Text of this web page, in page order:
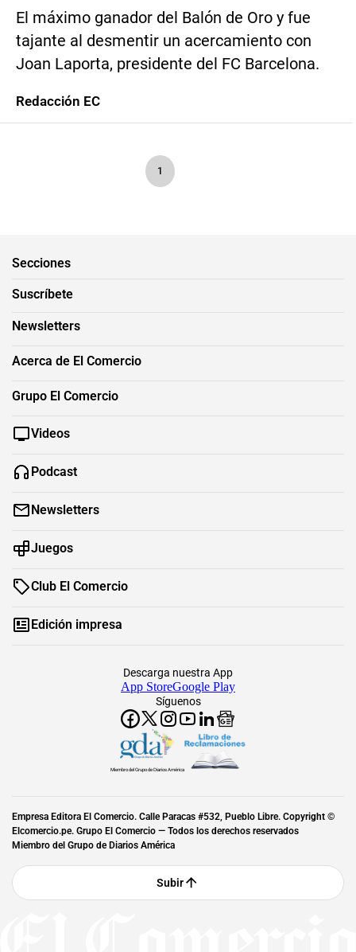
El máximo ganador del Balón de Oro y fue
tajante al desmentir un acercamiento con
Joan Laporta, presidente del FC Barcelona.
Redacción EC
1
Secciones
Suscríbete
Newsletters
Acerca de El Comercio
Grupo El Comercio
Videos
Podcast
Newsletters
Juegos
Club El Comercio
Edición impresa
Síguenos
Descarga nuestra App
App StoreGoogle Play
Miembro del Grupo de Diarios América
Empresa Editora El Comercio. Calle Paracas #532, Pueblo Libre. Copyright ©
Elcomercio.pe. Grupo El Comercio — Todos los derechos reservados
Miembro del Grupo de Diarios América
Subir